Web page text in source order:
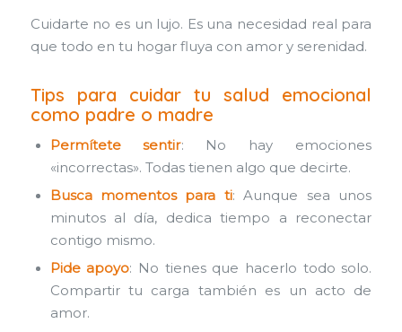
Cuidarte no es un lujo. Es una necesidad real para
que todo en tu hogar fluya con amor y serenidad.
Tips para cuidar tu salud emocional
como padre o madre
Permítete sentir: No hay emociones
«incorrectas». Todas tienen algo que decirte.
Busca momentos para ti: Aunque sea unos
minutos al día, dedica tiempo a reconectar
contigo mismo.
Pide apoyo: No tienes que hacerlo todo solo.
Compartir tu carga también es un acto de
amor.